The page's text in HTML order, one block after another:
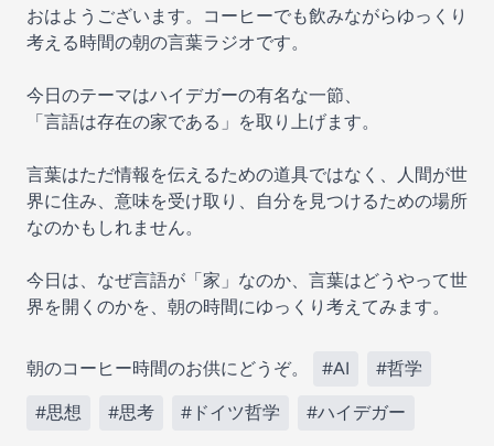
おはようございます。コーヒーでも飲みながらゆっくり
考える時間の朝の言葉ラジオです。
今日のテーマはハイデガーの有名な一節、
「言語は存在の家である」を取り上げます。
言葉はただ情報を伝えるための道具ではなく、人間が世
界に住み、意味を受け取り、自分を見つけるための場所
なのかもしれません。
今日は、なぜ言語が「家」なのか、言葉はどうやって世
界を開くのかを、朝の時間にゆっくり考えてみます。
朝のコーヒー時間のお供にどうぞ。 #AI #哲学
#思想 #思考 #ドイツ哲学 #ハイデガー